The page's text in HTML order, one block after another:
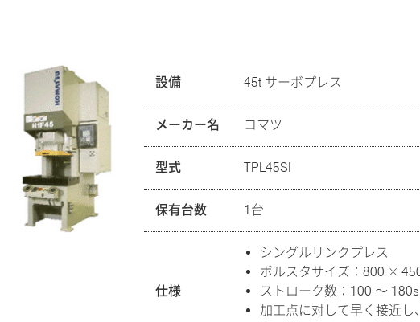
設備 45t サーボプレス
メーカー名 コマツ
型式 TPL45SI
保有台数 1台
仕様
シングルリンクプレス
ボルスタサイズ：800 ×
ストローク数：100 ～
加工点に対して早く接近し